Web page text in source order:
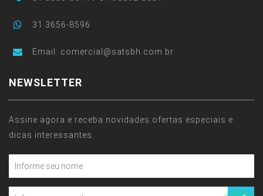
31 3656-8596
Email: comercial@satsbh.com.br
NEWSLETTER
Assine agora e receba novidades ofertas especiais e
dicas interessantes.